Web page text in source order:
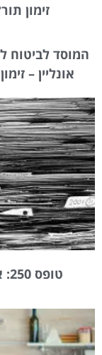
זימון
המוסד לביטוח
אונליין –
טופס 250: אל תוותרו על הפיצוי שמגיע לכם